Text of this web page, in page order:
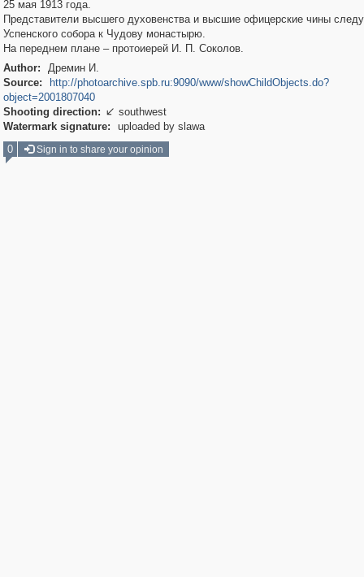
25 мая 1913 года.
Представители высшего духовенства и высшие офицерские чины
Успенского собора к Чудову монастырю.
На переднем плане – протоиерей И. П. Соколов.
Author:
Дремин И.
Source:
http://photoarchive.spb.ru:9090/www/showChildObjects.do?
object=2001807040
Shooting direction:  southwest
Watermark signature:
uploaded by slawa
0
Sign in to share your opinion